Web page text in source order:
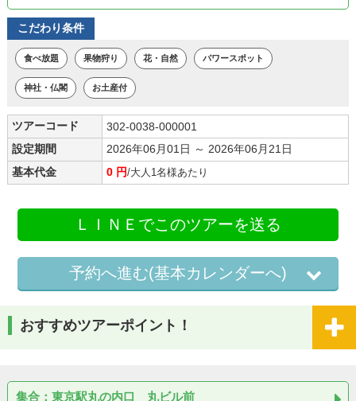
こだわり条件
食べ放題 果物狩り 花・自然 パワースポット
神社・仏閣 お土産付
ツアーコード
302-0038-000001
設定期間
2026年06月01日 ～ 2026年06月21日
基本代金
0 円/大人1名様あたり
ＬＩＮＥでこのツアーを送る
予約へ進む(基本カレンダーへ)
おすすめツアーポイント！
集合：東京駅丸の内口 丸ビル前